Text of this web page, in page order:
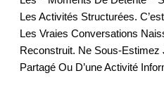
Les Activités Structurées.
Les Vraies Conversations
Reconstruit. Ne Sous-Estimez
Partagé Ou D’une Activité